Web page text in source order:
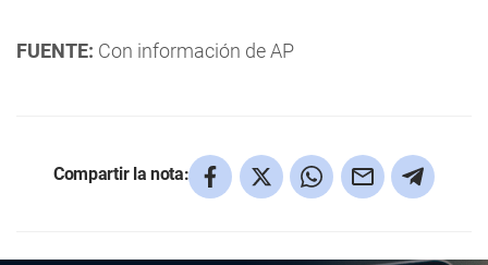
FUENTE: Con información de AP
Compartir la nota: